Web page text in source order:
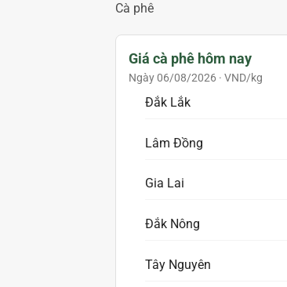
Cà phê
Giá cà phê hôm nay
Ngày 06/08/2026 · VND/kg
Đắk Lắk
Lâm Đồng
Gia Lai
Đắk Nông
Tây Nguyên